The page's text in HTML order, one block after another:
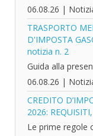
06.08.26 |
TRASPORTO
D'IMPOSTA
notizia n. 2
Guida alla
06.08.26 |
CREDITO
2026:
Le prime regole